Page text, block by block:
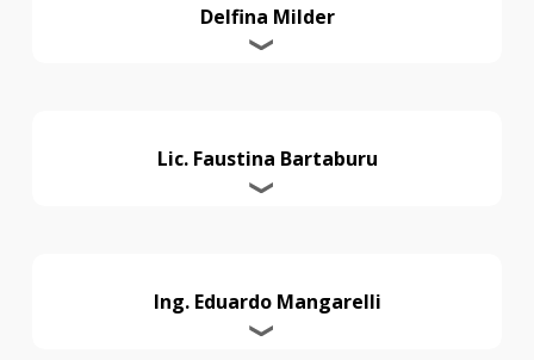
Delfina Milder
Lic. Faustina Bartaburu
Ing. Eduardo Mangarelli